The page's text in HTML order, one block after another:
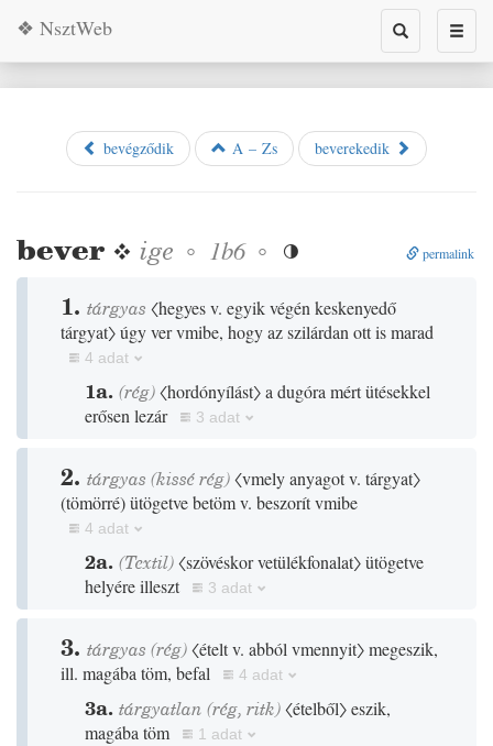
Toggle
search
❖ NsztWeb
bevégződik A – Zs beverekedik
bever ❖ ige ◦ 1b6◦  permalink
1. tárgyas 〈hegyes v. egyik végén keskenyedő
tárgyat〉úgy ver vmibe, hogy az szilárdan ott is marad
4 adat
1a. (rég)〈hordónyílást〉a dugóra mért ütésekkel
erősen lezár
3 adat
2. tárgyas (kissérég)〈vmely anyagot v. tárgyat〉
(tömörré)ütögetve betöm v. beszorít vmibe
4 adat
2a. (Textil)〈szövéskor vetülékfonalat〉ütögetve
helyére illeszt
3 adat
3. tárgyas (rég)〈ételt v. abból vmennyit〉megeszik,
ill. magába töm, befal
4 adat
3a. tárgyatlan (rég, ritk)〈ételből〉eszik,
magába töm
1 adat